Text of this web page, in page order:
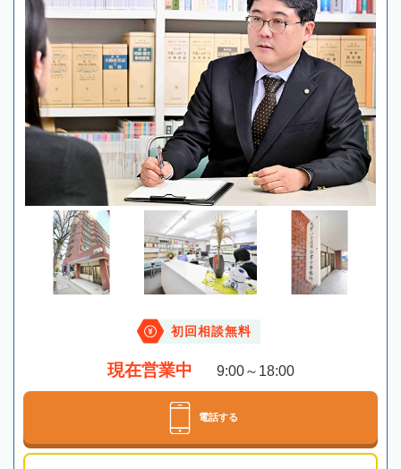
初回相談無料
現在営業中 9:00～18:00
電話する